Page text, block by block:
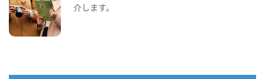
介します。